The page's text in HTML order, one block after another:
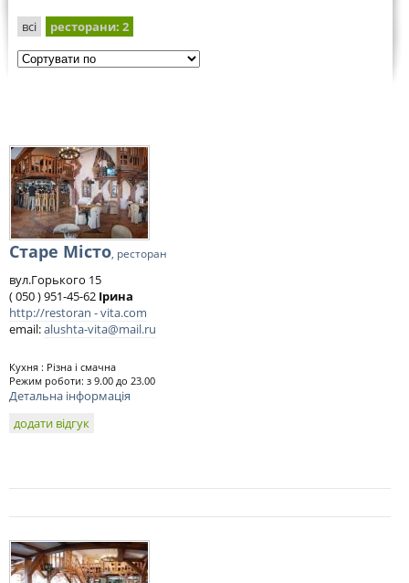
всі ресторани: 2
Старе Місто, ресторан
вул.Горького 15
( 050 ) 951-45-62 Ірина
http://restoran - vita.com
email:alushta-vita@mail.ru
Кухня : Різна і смачна
Режим роботи: з 9.00 до 23.00
Детальна інформація
додати відгук